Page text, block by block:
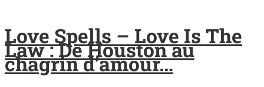
Love Spells – Love Is The
Law : De Houston au
chagrin d’amour…